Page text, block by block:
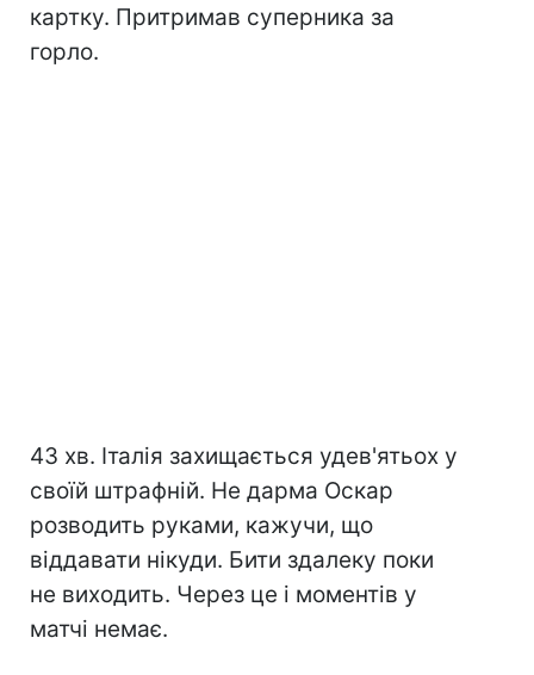
картку. Притримав суперника за
горло.
43 хв. Італія захищається удев'ятьох у
своїй штрафній. Не дарма Оскар
розводить руками, кажучи, що
віддавати нікуди. Бити здалеку поки
не виходить. Через це і моментів у
матчі немає.